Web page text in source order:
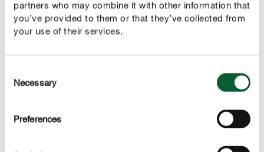
partners who may combine it with other information that
you’ve provided to them or that they’ve collected from
your use of their services.
Selection
Necessary
Preferences